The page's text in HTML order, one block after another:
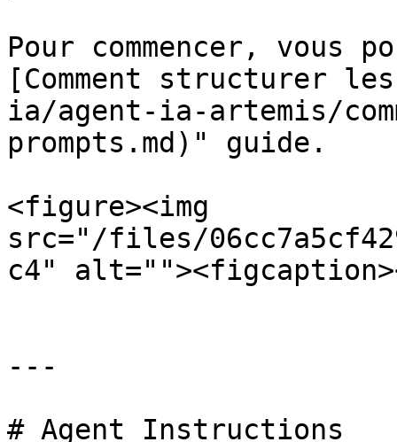
Pour commencer, vous
[Comment structurer
ia/agent-ia-artemis/
prompts.md)" guide.
<figure><img
src="/files/
c4"
---
# Agent Instructions